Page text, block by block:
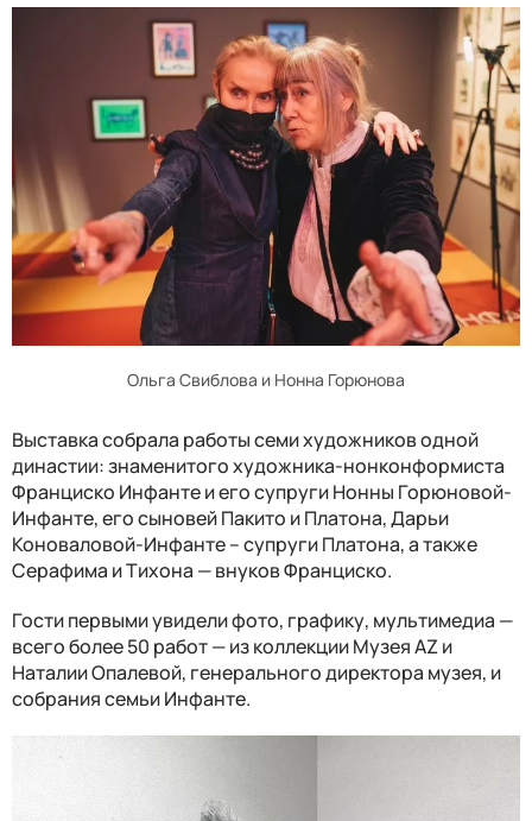
Ольга Свиблова и Нонна Горюнова
Выставка собрала работы семи художников одной
династии: знаменитого художника-нонконформиста
Франциско Инфанте и его супруги Нонны Горюновой-
Инфанте, его сыновей Пакито и Платона, Дарьи
Коноваловой-Инфанте – супруги Платона, а также
Серафима и Тихона — внуков Франциско.
Гости первыми увидели фото, графику, мультимедиа —
всего более 50 работ — из коллекции Музея AZ и
Наталии Опалевой, генерального директора музея, и
собрания семьи Инфанте.